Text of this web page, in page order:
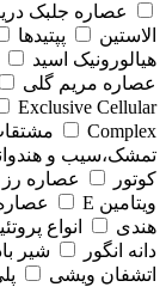
عصاره جلبک
الاستین
پپتیدها
هیالورونیک اسید
عصاره مریم گلی
Exclusive Cellular
Complex
تمشک،سیب و
کوتور
عصاره
ویتامین E
هندی
انواع
دانه انگور
شیر
اتشفان ویشی